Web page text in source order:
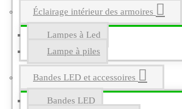
Éclairage intérieur des armoires
Lampes à Led
Lampe à piles
Bandes LED et accessoires
Bandes LED